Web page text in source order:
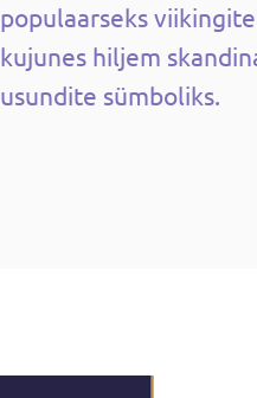
populaarseks
kujunes hiljem
usundite sümboliks.